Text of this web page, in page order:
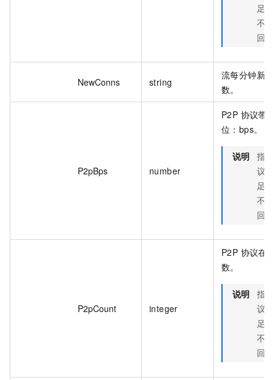
足
不返
回。
NewConns string
流每分钟新
数。
P2pBps number
P2P 协议带
位：bps。
说明 指
议
足
不返
回.
P2pCount integer
P2P 协议在
数。
说明 指
议
足
不返
回。